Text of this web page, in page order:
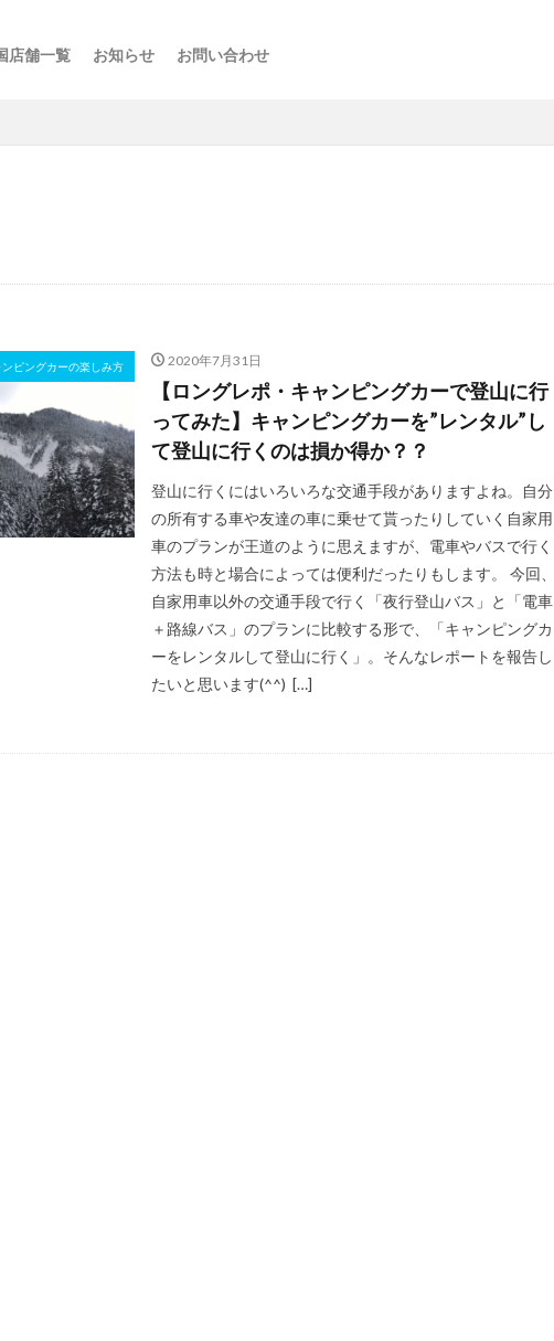
店舗一覧 お知らせ お問い合わせ
ンピングカーの楽しみ方 2020年7月31日
【ロングレポ・キャンピングカーで登山に行
ってみた】キャンピングカーを”レンタル”し
て登山に行くのは損か得か？？
登山に行くにはいろいろな交通手段がありますよね。自分
の所有する車や友達の車に乗せて貰ったりしていく自家用
車のプランが王道のように思えますが、電車やバスで行く
方法も時と場合によっては便利だったりもします。 今回、
自家用車以外の交通手段で行く「夜行登山バス」と「電車
＋路線バス」のプランに比較する形で、「キャンピングカ
ーをレンタルして登山に行く」。そんなレポートを報告し
たいと思います(^^) […]